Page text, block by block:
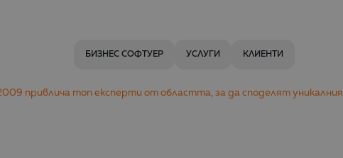
БИЗНЕС СОФТУЕР УСЛУГИ КЛИЕНТИ
привлича топ експерти от областта, за да споделят уникалния